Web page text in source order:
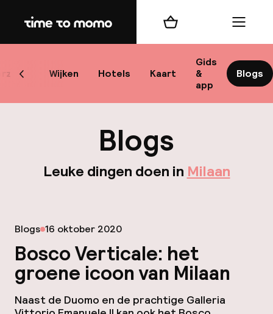
Home
Wijken Hotels Kaart
Gids
&
app
Blogs
Scroll naar links
Winkelmand Menu
Blogs
Leuke dingen doen in Milaan
Blogs Gepubliceerd op
16 oktober 2020
Bosco Verticale: het
groene icoon van Milaan
Naast de Duomo en de prachtige Galleria